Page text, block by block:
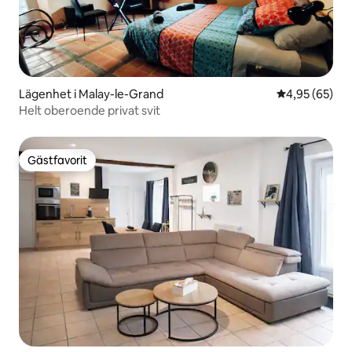
Lägenhet i Malay-le-Grand 4,95 av 5 i
4,95 (65)
Helt oberoende privat svit
Gästfavorit
Gästfavorit